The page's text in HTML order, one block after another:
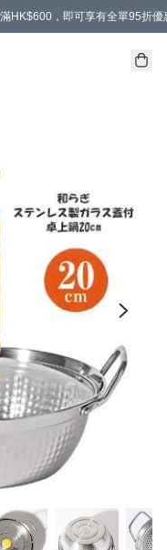
HK$600，即可享有全單95折優
滿HK$680(折扣後），可享有